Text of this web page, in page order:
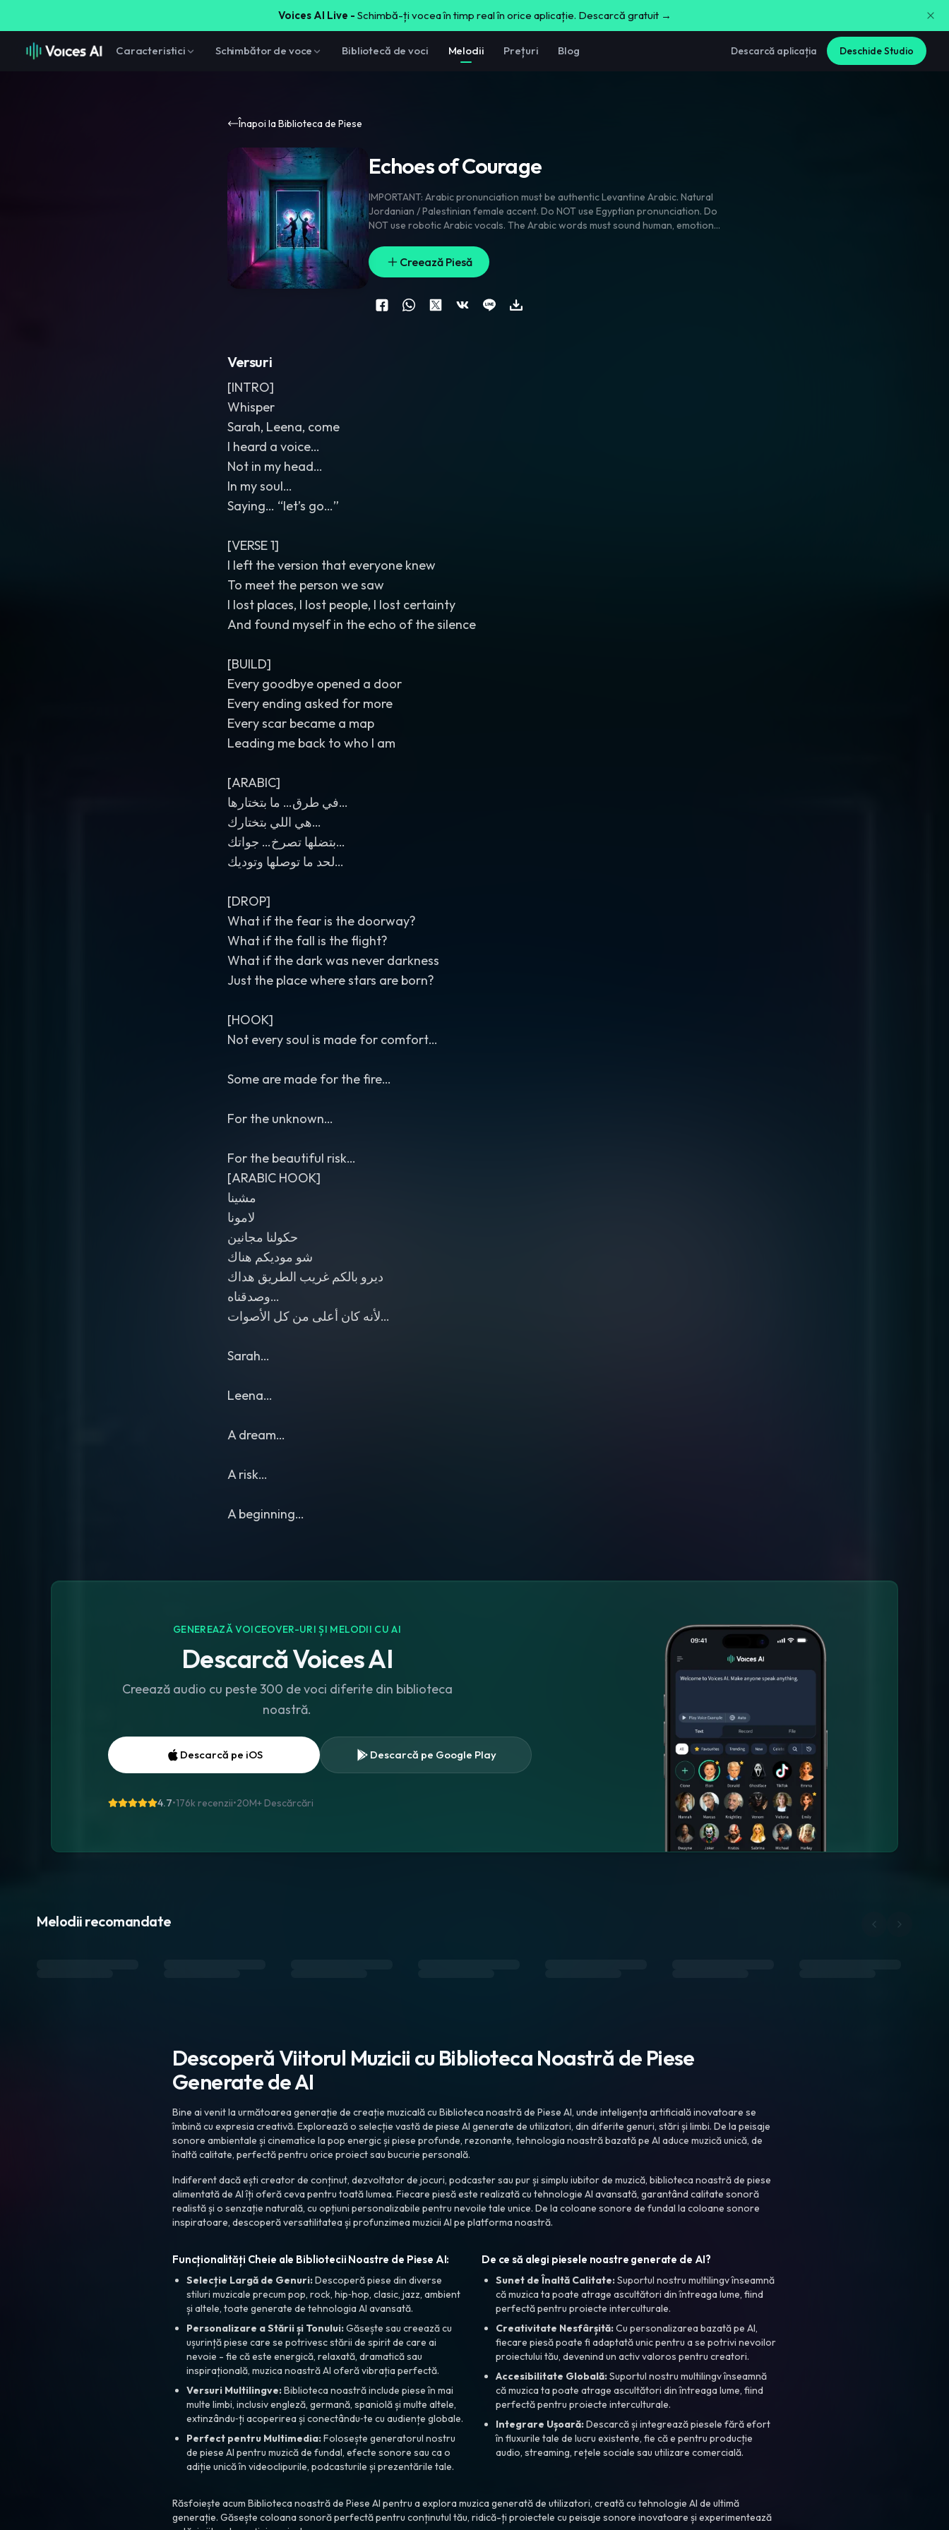
Voices AI Live - Schimbă-ți vocea în timp real în orice aplicație. Descarcă gratuit →
Caracteristici Schimbător de voce Bibliotecă de voci Melodii Prețuri Blog Descarcă aplicația Deschide Studio
Înapoi la Biblioteca de Piese
Echoes of Courage
IMPORTANT: Arabic pronunciation must be authentic Levantine Arabic. Natural
Jordanian / Palestinian female accent. Do NOT use Egyptian pronunciation. Do
NOT use robotic Arabic vocals. The Arabic words must sound human, emotional
and clearly. The Arabic section should feel intimate and real
confession. Music Direction: Driving Melodic Techno. Dancefloor energy. 124
BPM. Powerful kick. Deep rolling bass. Hypnotic groove. Organic House
percussion. Flamenco guitar riffs. Arabic vocal textures. Emotional female duet.
The track must start with a whispered voice: “Sarah…” “Leena…” “Come…” Very
Creează Piesă
Versuri
[INTRO]
Whisper
Sarah, Leena, come
I heard a voice…
Not in my head…
In my soul…
Saying… “let’s go…”
[VERSE 1]
I left the version that everyone knew
To meet the person we saw
I lost places, I lost people, I lost certainty
And found myself in the echo of the silence
[BUILD]
Every goodbye opened a door
Every ending asked for more
Every scar became a map
Leading me back to who I am
[ARABIC]
في طرق… ما بتختارها…
هي اللي بتختارك…
بتضلها تصرخ… جواتك…
لحد ما توصلها وتوديك…
[DROP]
What if the fear is the doorway?
What if the fall is the flight?
What if the dark was never darkness
Just the place where stars are born?
[HOOK]
Not every soul is made for comfort…
Some are made for the fire…
For the unknown…
For the beautiful risk…
[ARABIC HOOK]
مشينا
لامونا
حكولنا مجانين
شو موديكم هناك
ديرو بالكم غريب الطريق هداك
وصدقناه…
لأنه كان أعلى من كل الأصوات…
Sarah…
Leena…
A dream…
A risk…
A beginning…
GENEREAZĂ VOICEOVER-URI ȘI MELODII CU AI
Descarcă Voices AI
Creează audio cu peste 300 de voci diferite din biblioteca
noastră.
Descarcă pe iOS Descarcă pe Google Play
4.7•176k recenzii•20M+Descărcări
Melodii recomandate
Descoperă Viitorul Muzicii cu Biblioteca Noastră de Piese
Generate de AI
Bine ai venit la următoarea generație de creație muzicală cu Biblioteca noastră de Piese AI, unde inteligența artificială inovatoare se
îmbină cu expresia creativă. Explorează o selecție vastă de piese AI generate de utilizatori, din diferite genuri, stări și limbi. De la peisaje
sonore ambientale și cinematice la pop energic și piese profunde, rezonante, tehnologia noastră bazată pe AI aduce muzică unică, de
înaltă calitate, perfectă pentru orice proiect sau bucurie personală.
Indiferent dacă ești creator de conținut, dezvoltator de jocuri, podcaster sau pur și simplu iubitor de muzică, biblioteca noastră de piese
alimentată de AI îți oferă ceva pentru toată lumea. Fiecare piesă este realizată cu tehnologie AI avansată, garantând calitate sonoră
realistă și o senzație naturală, cu opțiuni personalizabile pentru nevoile tale unice. De la coloane sonore de fundal la coloane sonore
inspiratoare, descoperă versatilitatea și profunzimea muzicii AI pe platforma noastră.
Funcționalități Cheie ale Bibliotecii Noastre de Piese AI:
Selecție Largă de Genuri:Descoperă piese din diverse
stiluri muzicale precum pop, rock, hip‑hop, clasic, jazz, ambient
și altele, toate generate de tehnologia AI avansată.
Personalizare a Stării și Tonului:Găsește sau creează cu
ușurință piese care se potrivesc stării de spirit de care ai
nevoie - fie că este energică, relaxată, dramatică sau
inspirațională, muzica noastră AI oferă vibrația perfectă.
Versuri Multilingve:Biblioteca noastră include piese în mai
multe limbi, inclusiv engleză, germană, spaniolă și multe altele,
extinzându‑ți acoperirea și conectându‑te cu audiențe globale.
Perfect pentru Multimedia:Folosește generatorul nostru
de piese AI pentru muzică de fundal, efecte sonore sau ca o
adiție unică în videoclipurile, podcasturile și prezentările tale.
De ce să alegi piesele noastre generate de AI?
Sunet de Înaltă Calitate:Suportul nostru multilingv înseamnă
că muzica ta poate atrage ascultători din întreaga lume, fiind
perfectă pentru proiecte interculturale.
Creativitate Nesfârșită:Cu personalizarea bazată pe AI,
fiecare piesă poate fi adaptată unic pentru a se potrivi nevoilor
proiectului tău, devenind un activ valoros pentru creatori.
Accesibilitate Globală:Suportul nostru multilingv înseamnă
că muzica ta poate atrage ascultători din întreaga lume, fiind
perfectă pentru proiecte interculturale.
Integrare Ușoară:Descarcă și integrează piesele fără efort
în fluxurile tale de lucru existente, fie că e pentru producție
audio, streaming, rețele sociale sau utilizare comercială.
Răsfoiește acum Biblioteca noastră de Piese AI pentru a explora muzica generată de utilizatori, creată cu tehnologie AI de ultimă
generație. Găsește coloana sonoră perfectă pentru conținutul tău, ridică-ți proiectele cu peisaje sonore inovatoare și experimentează